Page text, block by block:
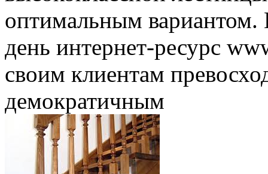
оптимальным
день интернет-ресурс
своим клиентам
демократичным